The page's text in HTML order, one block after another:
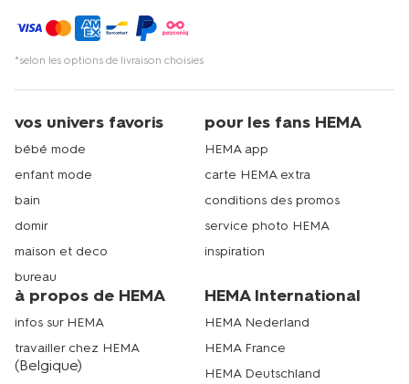
*selon les options de livraison choisies
vos univers favoris
bébé mode
enfant mode
bain
domir
maison et deco
bureau
pour les fans HEMA
HEMA app
carte HEMA extra
conditions des promos
service photo HEMA
inspiration
à propos de HEMA
infos sur HEMA
travailler chez HEMA
(Belgique)
HEMA International
HEMA Nederland
HEMA France
HEMA Deutschland